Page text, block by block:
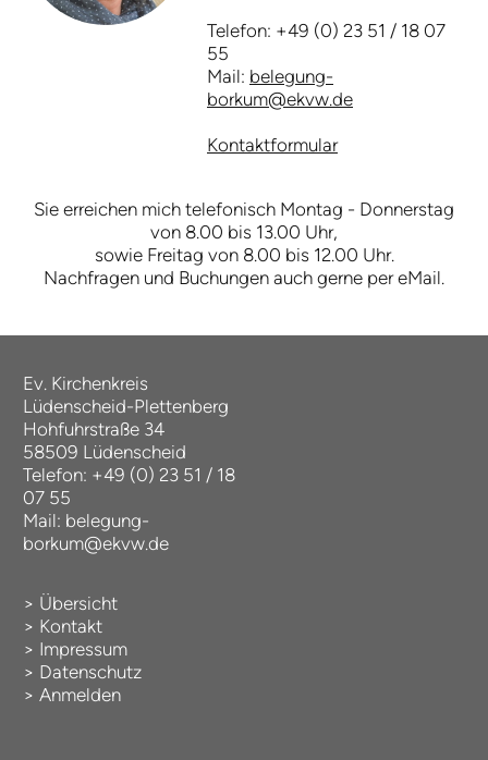
Telefon: +49 (0) 23 51 / 18 07
55
Mail: belegung-
borkum@ekvw.de
Kontaktformular
Sie erreichen mich telefonisch Montag - Donnerstag
von 8.00 bis 13.00 Uhr,
sowie Freitag von 8.00 bis 12.00 Uhr.
Nachfragen und Buchungen auch gerne per eMail.
Ev. Kirchenkreis
Lüdenscheid-Plettenberg
Hohfuhrstraße 34
58509 Lüdenscheid
Telefon: +49 (0) 23 51 / 18
07 55
Mail: belegung-
borkum@ekvw.de
> Übersicht
> Kontakt
> Impressum
> Datenschutz
> Anmelden